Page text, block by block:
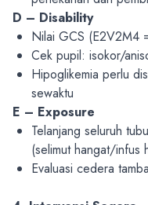
D – Disability
Nilai GCS (E2V2M4
Cek pupil: isokor/
Hipoglikemia perlu
sewaktu
E – Exposure
Telanjang seluruh
(selimut hangat/infus
Evaluasi cedera